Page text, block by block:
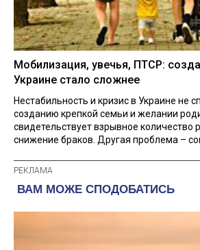
Мобилизация, увечья, ПТСР:
Украине стало сложнее
Нестабильность и кризис в Украине не
созданию крепкой семьи и желании
свидетельствует взрывное количество
снижение браков. Другая проблема –